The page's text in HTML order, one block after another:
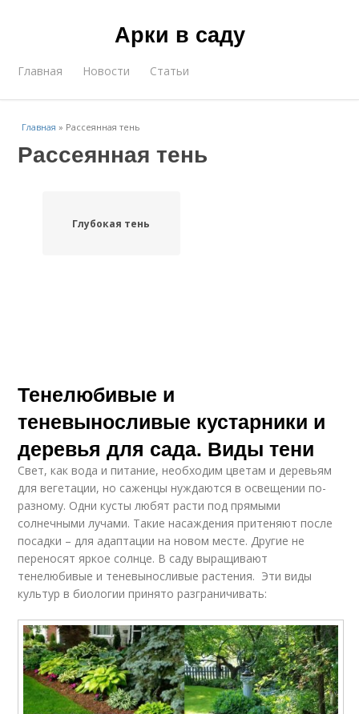
Арки в саду
Главная Новости Статьи
Главная » Рассеянная тень
Рассеянная тень
Глубокая тень
Тенелюбивые и
теневыносливые кустарники и
деревья для сада. Виды тени
Свет, как вода и питание, необходим цветам и деревьям
для вегетации, но саженцы нуждаются в освещении по-
разному. Одни кусты любят расти под прямыми
солнечными лучами. Такие насаждения притеняют после
посадки – для адаптации на новом месте. Другие не
переносят яркое солнце. В саду выращивают
тенелюбивые и теневыносливые растения. Эти виды
культур в биологии принято разграничивать: